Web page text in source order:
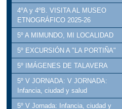
4ºA y 4ºB. VISITA AL MUSEO
ETNOGRÁFICO 2025-26
5º A MIMUNDO, MI LOCALIDAD
5º EXCURSIÓN A "LA PORTIÑA"
5º IMÁGENES DE TALAVERA
5º V JORNADA: V JORNADA:
Infancia, ciudad y salud
5º V Jornada: Infancia, ciudad y